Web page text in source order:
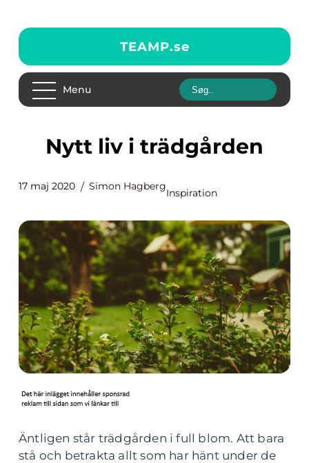
TEAMP.se
Menu
Nytt liv i trädgården
17 maj 2020 Simon Hagberg
Inspiration
Äntligen står trädgården i full blom. Att bara
stå och betrakta allt som har hänt under de